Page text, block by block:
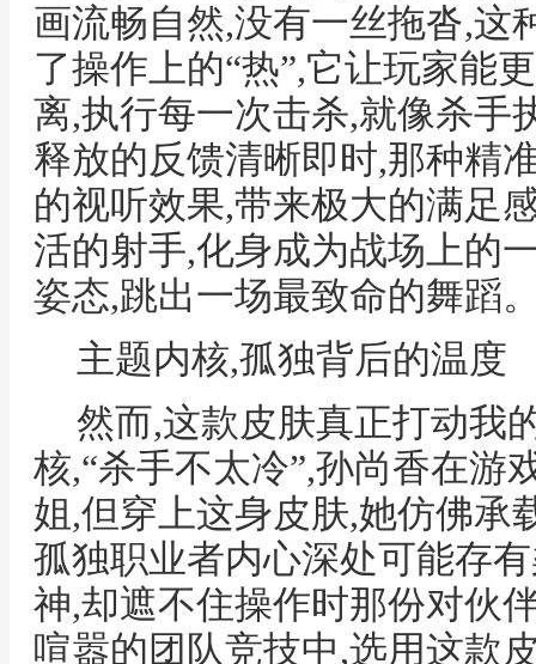
画流畅自然,没有一丝拖沓,这
了操作上的“热”,它让玩家能
离,执行每一次击杀,就像杀手
释放的反馈清晰即时,那种精
的视听效果,带来极大的满足
活的射手,化身成为战场上的
姿态,跳出一场最致命的舞蹈
主题内核,孤独背后的温度
然而,这款皮肤真正打动我
核,“杀手不太冷”,孙尚香在游
姐,但穿上这身皮肤,她仿佛承
孤独职业者内心深处可能存
神,却遮不住操作时那份对伙
喧嚣的团队竞技中,选用这款